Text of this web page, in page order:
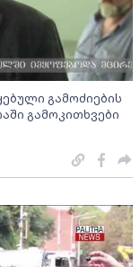
გამოძიების
გამოკითხვები